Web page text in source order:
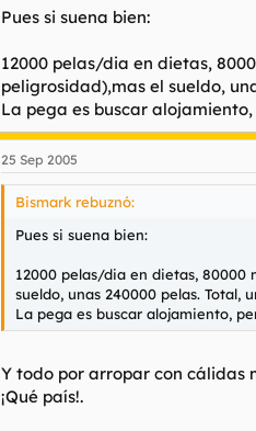
Pues si suena bien:
12000 pelas/dia en dietas,
peligrosidad),mas el sueldo,
La pega es buscar
25 Sep 2005
Bismark rebuznó:
Pues si suena bien:
12000 pelas/dia en dietas, 80000
sueldo, unas 240000 pelas. Total,
La pega es buscar alojamiento,
Y todo por arropar con cálidas
¡Qué país!.